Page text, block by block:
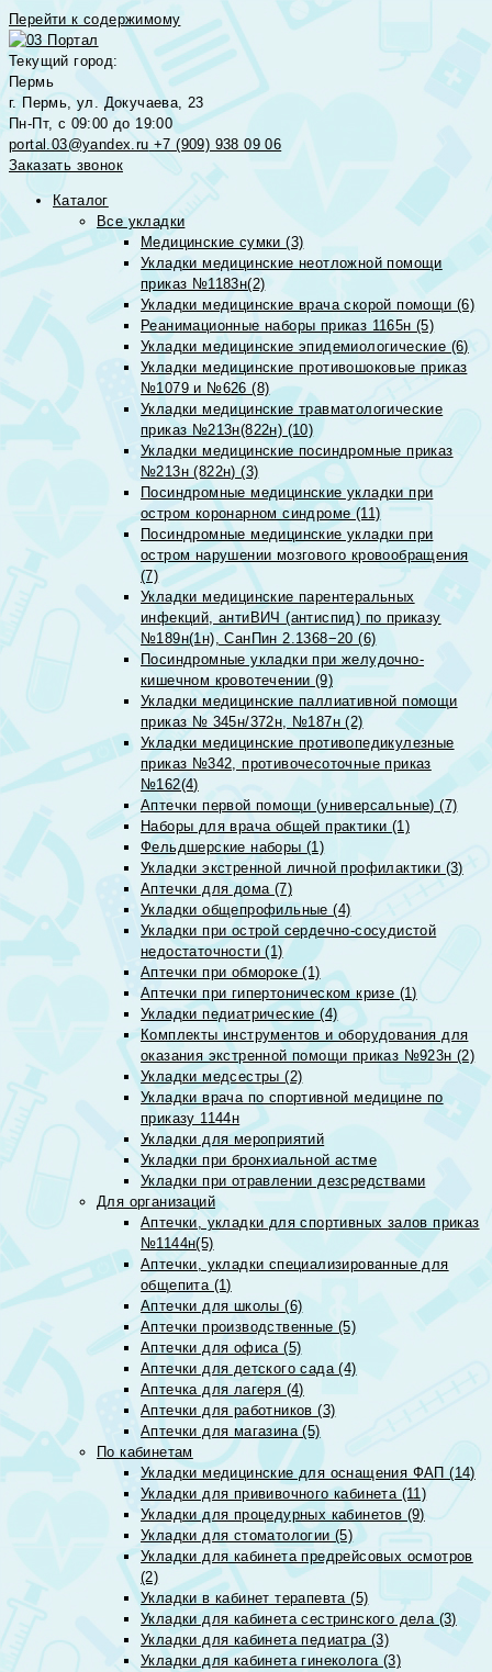
Перейти к содержимому
Текущий город:
Пермь
г. Пермь, ул. Докучаева, 23
Пн-Пт, с 09:00 до 19:00
portal.03@yandex.ru +7 (909) 938 09 06
Заказать звонок
Каталог
Все укладки
Медицинские сумки (3)
Укладки медицинские неотложной помощи
приказ №1183н(2)
Укладки медицинские врача скорой помощи (6)
Реанимационные наборы приказ 1165н (5)
Укладки медицинские эпидемиологические (6)
Укладки медицинские противошоковые приказ
№1079 и №626 (8)
Укладки медицинские травматологические
приказ №213н(822н) (10)
Укладки медицинские посиндромные приказ
№213н (822н) (3)
Посиндромные медицинские укладки при
остром коронарном синдроме (11)
Посиндромные медицинские укладки при
остром нарушении мозгового кровообращения
(7)
Укладки медицинские парентеральных
инфекций, антиВИЧ (антиспид) по приказу
№189н(1н), СанПин 2.1368−20 (6)
Посиндромные укладки при желудочно-
кишечном кровотечении (9)
Укладки медицинские паллиативной помощи
приказ № 345н/372н, №187н (2)
Укладки медицинские противопедикулезные
приказ №342, противочесоточные приказ
№162(4)
Аптечки первой помощи (универсальные) (7)
Наборы для врача общей практики (1)
Фельдшерские наборы (1)
Укладки экстренной личной профилактики (3)
Аптечки для дома (7)
Укладки общепрофильные (4)
Укладки при острой сердечно-сосудистой
недостаточности (1)
Аптечки при обмороке (1)
Аптечки при гипертоническом кризе (1)
Укладки педиатрические (4)
Комплекты инструментов и оборудования для
оказания экстренной помощи приказ №923н (2)
Укладки медсестры (2)
Укладки врача по спортивной медицине по
приказу 1144н
Укладки для мероприятий
Укладки при бронхиальной астме
Укладки при отравлении дезсредствами
Для организаций
Аптечки, укладки для спортивных залов приказ
№1144н(5)
Аптечки, укладки специализированные для
общепита (1)
Аптечки для школы (6)
Аптечки производственные (5)
Аптечки для офиса (5)
Аптечки для детского сада (4)
Аптечка для лагеря (4)
Аптечки для работников (3)
Аптечки для магазина (5)
По кабинетам
Укладки медицинские для оснащения ФАП (14)
Укладки для прививочного кабинета (11)
Укладки для процедурных кабинетов (9)
Укладки для стоматологии (5)
Укладки для кабинета предрейсовых осмотров
(2)
Укладки в кабинет терапевта (5)
Укладки для кабинета сестринского дела (3)
Укладки для кабинета педиатра (3)
Укладки для кабинета гинеколога (3)